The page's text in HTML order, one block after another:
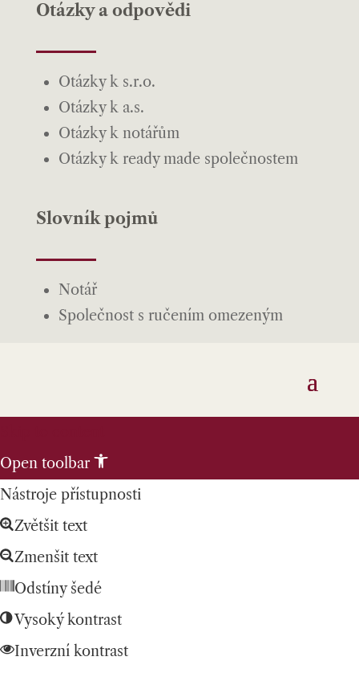
Otázky a odpovědi
Otázky k s.r.o.
Otázky k a.s.
Otázky k notářům
Otázky k ready made společnostem
Slovník pojmů
Notář
Společnost s ručením omezeným
Open toolbar
Nástroje přístupnosti
Zvětšit text
Zmenšit text
Odstíny šedé
Vysoký kontrast
Inverzní kontrast